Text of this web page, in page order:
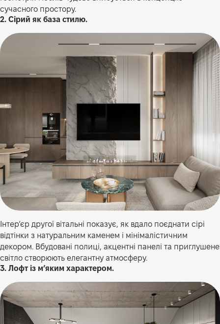
сучасного простору.
2. Сірий як база стилю.
Інтер’єр другої вітальні показує, як вдало поєднати сірі
відтінки з натуральним каменем і мінімалістичним
декором. Вбудовані полиці, акцентні панелі та приглушене
світло створюють елегантну атмосферу.
3. Лофт із м’яким характером.